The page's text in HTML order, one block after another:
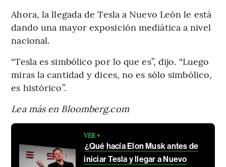
Ahora, la llegada de Tesla a Nuevo León le está
dando una mayor exposición mediática a nivel
nacional.
“Tesla es simbólico por lo que es”, dijo. “Luego
miras la cantidad y dices, no es sólo simbólico,
es histórico”.
Lea más en Bloomberg.com
VER +
¿Qué hacía Elon Musk antes de
iniciar Tesla y llegar a Nuevo